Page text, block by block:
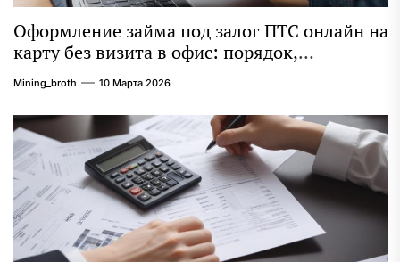
Оформление займа под залог ПТС онлайн на
карту без визита в офис: порядок,
требования и документы
Mining_broth 10 Марта 2026